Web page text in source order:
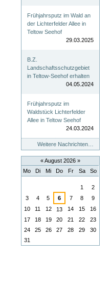
Frühjahrsputz im Wald an
der Lichterfelder Allee in
Teltow Seehof
29.03.2025
B.Z.
Landschaftsschutzgebiet
in Teltow-Seehof erhalten
04.05.2024
Frühjahrsputz im
Waldstück Lichterfelder
Allee in Teltow Seehof
24.03.2024
Weitere Nachrichten…
«August 2026 »
Mo Di Mi Do Fr Sa So
1
2
3
4 5 6 7 8
9
10
11 12 13 14 15
16
17
18 19 20 21 22
23
24
25 26 27 28 29
30
31